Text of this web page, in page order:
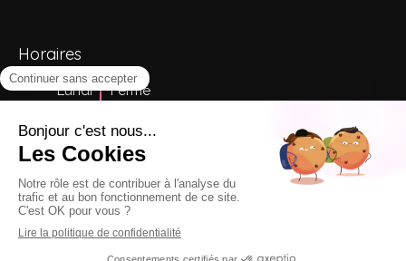
Horaires
Lundi
Fermé
Mercredi
9h - 18h
Jeudi
Fermé
Vendredi
Fermé
Samedi
9h - 18h
Dimanche
Fermé